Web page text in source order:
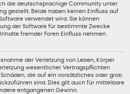
die deutschsprachige Community unter
gestellt. Beide haben keinen Einfluss auf
verwendet wird. Sie können
der Software für bestimmte Zwecke
fremder Foren Einfluss nehmen.
der Verletzung von Leben, Körper
wesentlicher Vertragspflichten
die auf ein vorsätzliches oder grob
sind. Dies gilt auch für mittelbare
entgangenen Gewinn.